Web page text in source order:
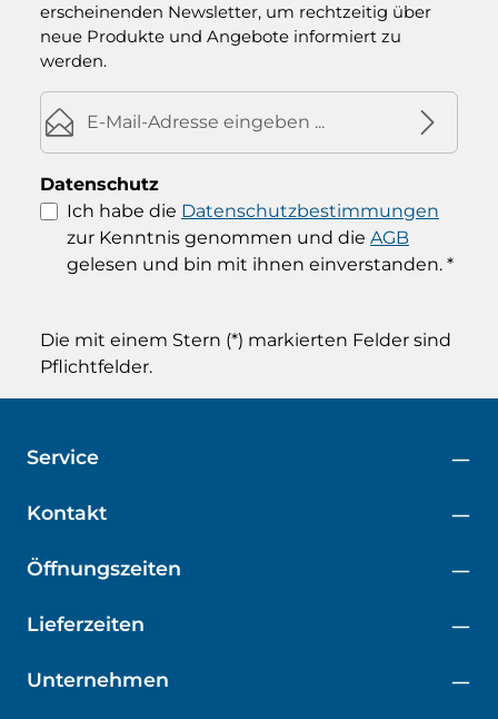
erscheinenden Newsletter, um rechtzeitig über
neue Produkte und Angebote informiert zu
werden.
E-Mail-Adresse*
Datenschutz
Ich habe die Datenschutzbestimmungen
zur Kenntnis genommen und die AGB
gelesen und bin mit ihnen einverstanden. *
Die mit einem Stern (*) markierten Felder sind
Pflichtfelder.
Kontakt
Öffnungszeiten
Service
Unternehmen
Lieferzeiten